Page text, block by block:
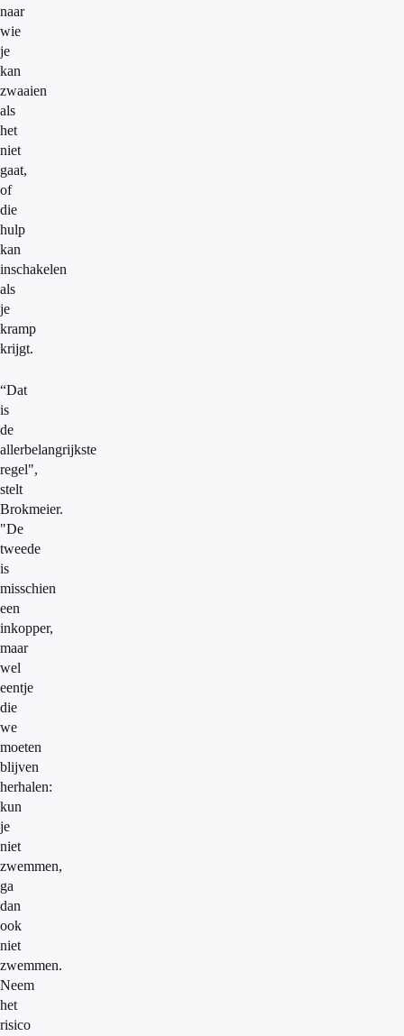
naar
wie
je
kan
zwaaien
als
het
niet
gaat,
of
die
hulp
kan
inschakelen
als
je
kramp
krijgt.
“Dat
is
de
allerbelangrijkste
regel",
stelt
Brokmeier.
"De
tweede
is
misschien
een
inkopper,
maar
wel
eentje
die
we
moeten
blijven
herhalen:
kun
je
niet
zwemmen,
ga
dan
ook
niet
zwemmen.
Neem
het
risico